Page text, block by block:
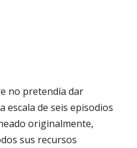
no pretendía dar
escala de seis episodios
originalmente,
sus recursos